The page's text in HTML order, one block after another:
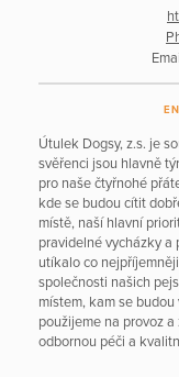
Útulek Dogsy, z.s. je
svěřenci jsou hlavně
pro naše čtyřnohé
kde se budou cítit
místě, naší hlavní
pravidelné vycházky a
utíkalo co
společnosti našich
místem, kam se
použijeme na provoz
odbornou péči a